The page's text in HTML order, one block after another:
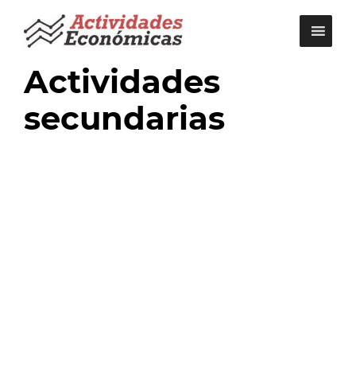
Saltar
Actividades
secundarias